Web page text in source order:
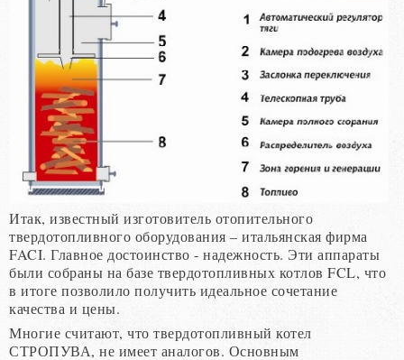
Итак, известный изготовитель отопительного
твердотопливного оборудования – итальянская фирма
FACI. Главное достоинство - надежность. Эти аппараты
были собраны на базе твердотопливных котлов FCL, что
в итоге позволило получить идеальное сочетание
качества и цены.
Многие считают, что твердотопливный котел
СТРОПУВА, не имеет аналогов. Основным